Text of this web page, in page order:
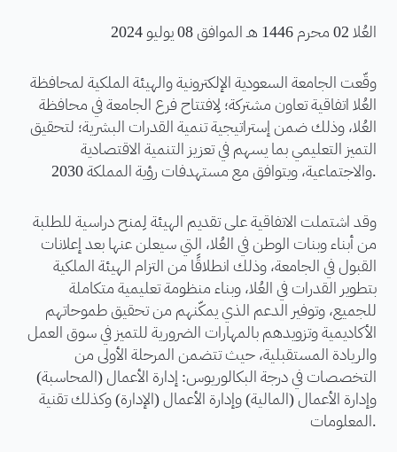
العُلا 02 محرم 1446 هـ الموافق 08 يوليو 2024
وقّعت الجامعة السعودية الإلكترونية والهيئة الملكية لمحافظة
العُلا اتفاقية تعاون مشتركة؛ لِافتتاح فرع الجامعة في محافظة
العُلا، وذلك ضمن إستراتيجية تنمية القدرات البشرية؛ لتحقيق
التميز التعليمي بما يسهم في تعزيز التنمية الاقتصادية
والاجتماعية، ويتوافق مع مستهدفات رؤية المملكة 2030.
وقد اشتملت الاتفاقية على تقديم الهيئة لِمنح دراسية للطلبة
من أبناء وبنات الوطن في العُلا، التي سيعلن عنها بعد إعلانات
القبول في الجامعة، وذلك انطلاقًا من التزام الهيئة الملكية
بتطوير القدرات في العُلا، وبناء منظومة تعليمية متكاملة
للجميع، وتوفير الدعم الذي يمكّنهم من تحقيق طموحاتهم
الأكاديمية وتزويدهم بالمهارات الضرورية للتميز في سوق العمل
والريادة المستقبلية، حيث تتضمن المرحلة الأولى من
التخصصات في درجة البكالوريوس: إدارة الأعمال (المحاسبة)
وإدارة الأعمال (المالية) وإدارة الأعمال (الإدارة) وكذلك تقنية
المعلومات.